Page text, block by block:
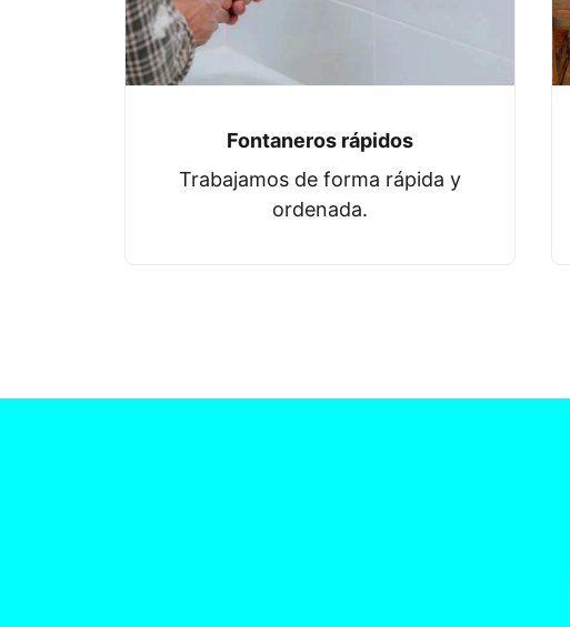
Fontaneros rápidos
Trabajamos de forma rápida y
ordenada.